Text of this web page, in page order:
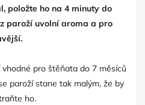
položte ho na 4 minuty do
paroží uvolní aroma a pro
pro štěňata do 7 měsíců
paroží stane tak malým, že by
ho.